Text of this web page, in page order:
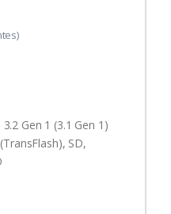
Gen 1 (3.1 Gen 1)
SD,